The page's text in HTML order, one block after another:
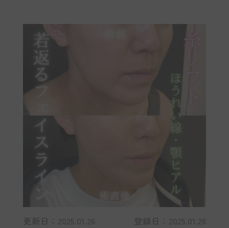
更新日：2025.01.26 登録日：2025.01.26